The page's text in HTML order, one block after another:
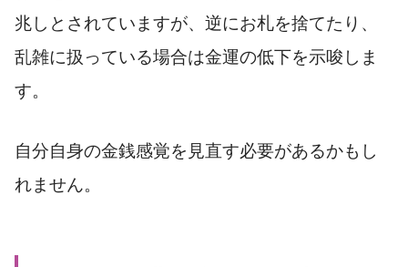
兆しとされていますが、逆にお札を捨てたり、
乱雑に扱っている場合は金運の低下を示唆しま
す。
自分自身の金銭感覚を見直す必要があるかもし
れません。